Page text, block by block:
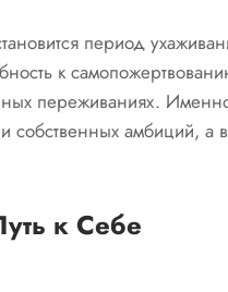
период
к
переживаниях.
собственных амбиций, а
к Себе